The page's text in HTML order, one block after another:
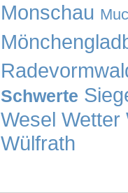
Monschau
Schwerte
Wesel Wetter
Wülfrath